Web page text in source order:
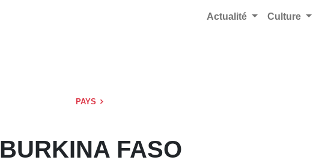
Actualité Culture
PAYS
BURKINA FASO